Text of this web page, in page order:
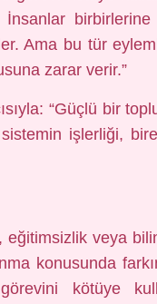
Ama bu tür
zarar verir.”
“Güçlü bir
işlerliği,
eğitimsizlik veya
konusunda
kötüye